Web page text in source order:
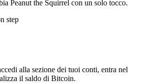
Peanut the Squirrel con un solo tocco.
alla sezione dei tuoi conti, entra nel
il saldo di Bitcoin.